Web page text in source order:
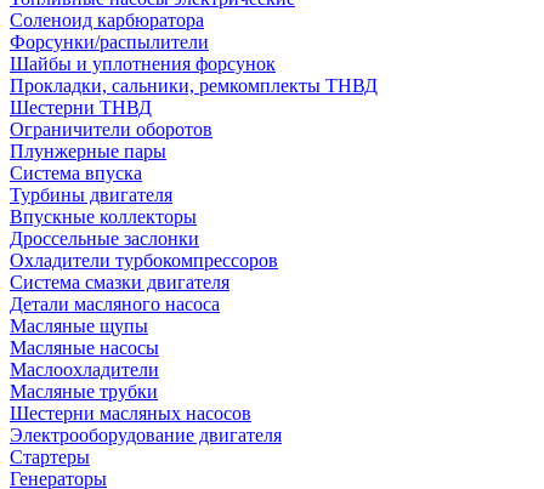
Соленоид карбюратора
Форсунки/распылители
Шайбы и уплотнения форсунок
Прокладки, сальники, ремкомплекты ТНВД
Шестерни ТНВД
Ограничители оборотов
Плунжерные пары
Система впуска
Турбины двигателя
Впускные коллекторы
Дроссельные заслонки
Охладители турбокомпрессоров
Система смазки двигателя
Детали масляного насоса
Масляные щупы
Масляные насосы
Маслоохладители
Масляные трубки
Шестерни масляных насосов
Электрооборудование двигателя
Стартеры
Генераторы